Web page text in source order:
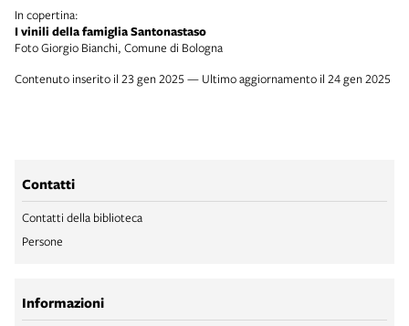
In copertina:
I vinili della famiglia Santonastaso
Foto Giorgio Bianchi, Comune di Bologna
Contenuto inserito il 23 gen 2025 — Ultimo aggiornamento il 24 gen 2025
Contatti
Contatti della biblioteca
Persone
Informazioni